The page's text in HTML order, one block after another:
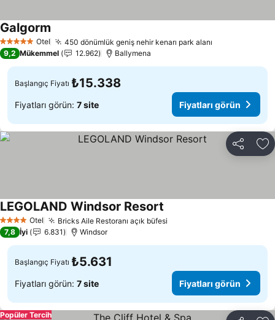
5 Yıldız Otel 450 dönümlük geniş nehir kenarı park alanı
Galgorm
9,2 Mükemmel 12.962 Ballymena
Başlangıç Fiyatı ₺15.338
Fiyatları görün: 7 site Fiyatları görün
Paylaş
4 Yıldız Otel Bricks Aile Restoranı açık büfesi
LEGOLAND Windsor Resort
7,8 İyi 6.831 Windsor
Başlangıç Fiyatı ₺5.631
Fiyatları görün: 7 site Fiyatları görün
Popüler Tercih